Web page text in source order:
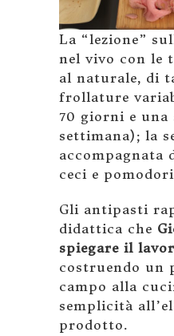
La “lezione”
nel vivo con le
al naturale, di
frollature
70 giorni e una
settimana); la
accompagnata
ceci e
Gli antipasti
didattica che
spiegare il
costruendo un
campo alla
semplicità
prodotto.